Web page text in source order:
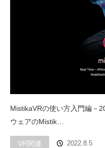
MistikaVRの使い方入門編－
ウェアのMistik…
VR関連 2022.8.5